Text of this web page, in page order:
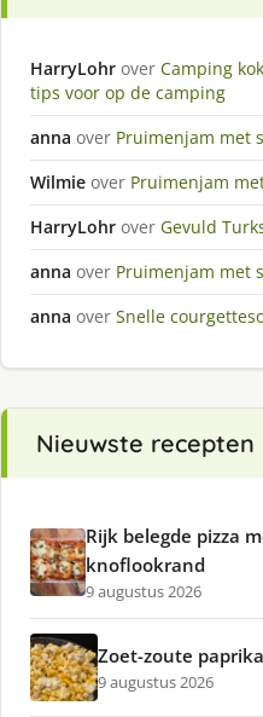
HarryLohr over Camping
tips voor op de camping
anna over Pruimenjam met
Wilmie over Pruimenjam
HarryLohr over Gevuld
anna over Pruimenjam met
anna over Snelle
Nieuwste recepten
Rijk belegde pizza
knoflookrand
9 augustus 2026
Zoet-zoute
9 augustus 2026